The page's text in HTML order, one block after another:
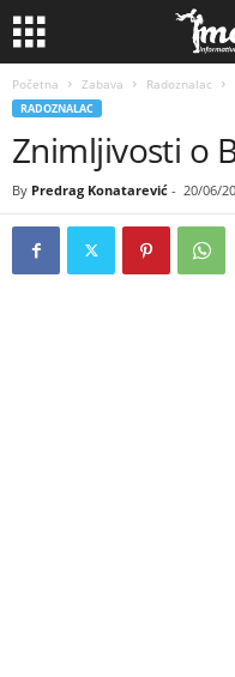
Početna Zabava Radoznalac
RADOZNALAC
Znimljivosti o
By Predrag Konatarević - 20/06/